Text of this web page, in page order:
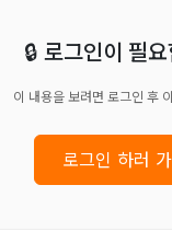
🔒 로그인이 필
이 내용을 보려면 로그인 후
로그인 하러 가